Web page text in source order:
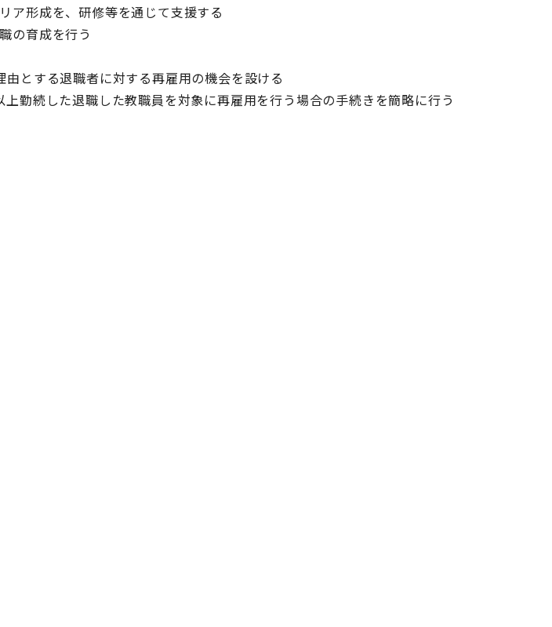
形成を、研修等を通じて支援する
の育成を行う
とする退職者に対する再雇用の機会を設ける
続した退職した教職員を対象に再雇用を行う場合の手続きを簡略に行う